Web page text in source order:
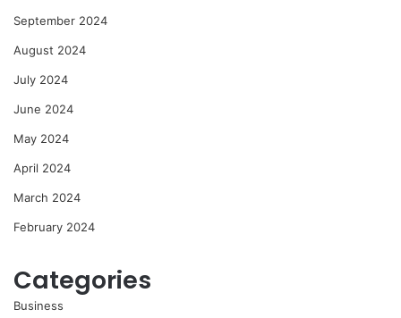
September 2024
August 2024
July 2024
June 2024
May 2024
April 2024
March 2024
February 2024
Categories
Business